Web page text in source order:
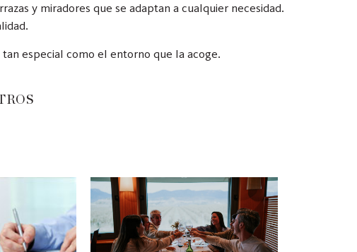
y miradores que se adaptan a cualquier necesidad.
especial como el entorno que la acoge.